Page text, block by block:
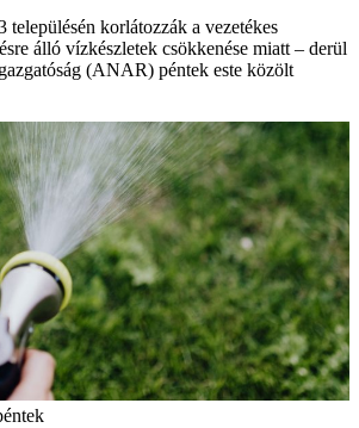
településén korlátozzák a vezetékes
álló vízkészletek csökkenése miatt – derül
(ANAR) péntek este közölt